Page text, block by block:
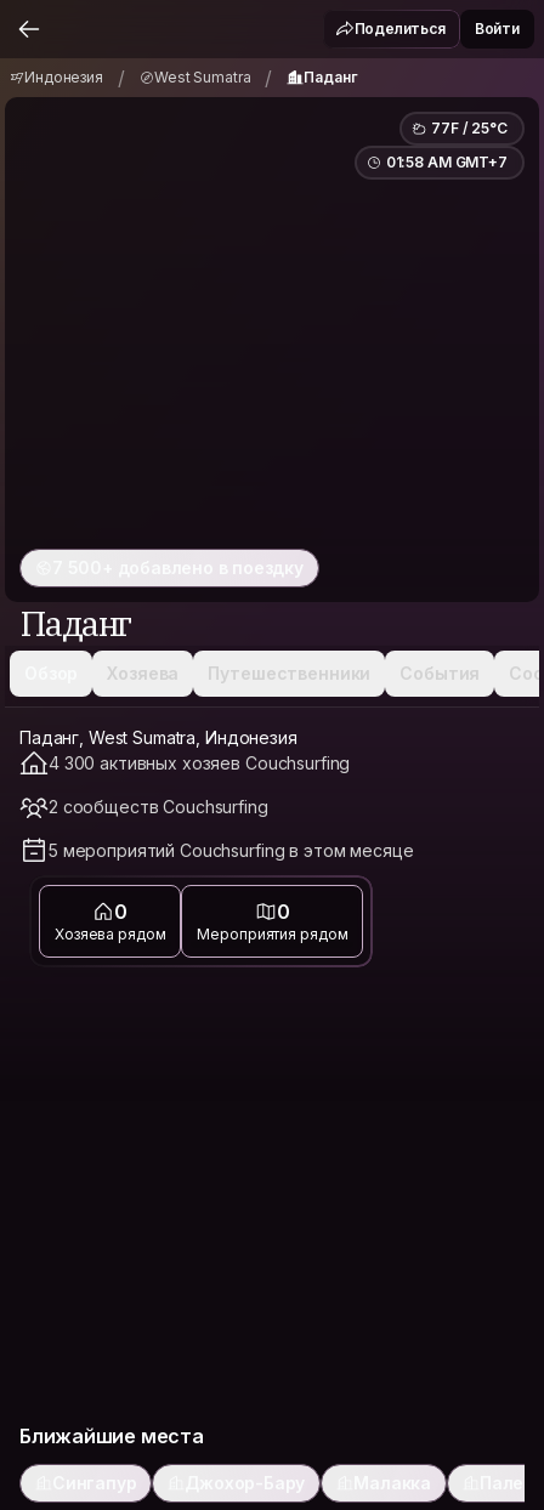
/ Паданг
Поделиться Войти
Индонезия / West Sumatra / Паданг
77F / 25°C
01:58 AM GMT+7
7 500+ добавлено в поездку
Паданг
Хозяева Путешественники События
Паданг, West Sumatra, Индонезия
4 300 активных хозяев Couchsurfing
2 сообществ Couchsurfing
5 мероприятий Couchsurfing в этом месяце
0
Хозяева рядом
0
Мероприятия рядом
Ближайшие места
Сингапур Джохор-Бару Малакка